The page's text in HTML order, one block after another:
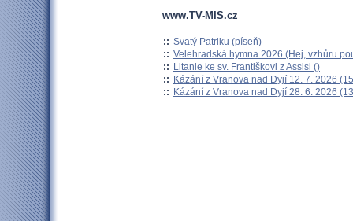
www.TV-MIS.cz
:: Svatý Patriku (píseň)
:: Velehradská hymna 2026 (Hej, vzhůru
:: Litanie ke sv. Františkovi z Assisi ()
:: Kázání z Vranova nad Dyjí 12. 7. 2026
:: Kázání z Vranova nad Dyjí 28. 6. 2026